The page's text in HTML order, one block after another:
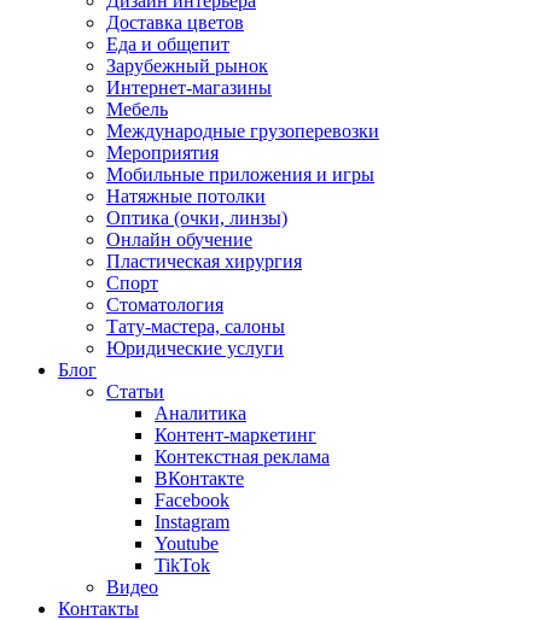
Доставка цветов
Еда и общепит
Зарубежный рынок
Интернет-магазины
Мебель
Международные грузоперевозки
Мероприятия
Мобильные приложения и игры
Натяжные потолки
Оптика (очки, линзы)
Онлайн обучение
Пластическая хирургия
Спорт
Стоматология
Тату-мастера, салоны
Юридические услуги
Блог
Статьи
Аналитика
Контент-маркетинг
Контекстная реклама
ВКонтакте
Facebook
Instagram
Youtube
TikTok
Видео
Контакты